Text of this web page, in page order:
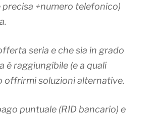
+numero telefonico)
seria e che sia in grado
è raggiungibile (e a quali
offrirmi soluzioni alternative.
puntuale (RID bancario) e